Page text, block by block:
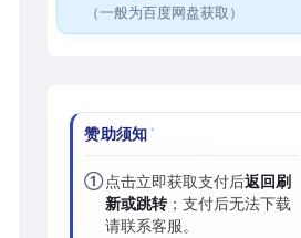
（一般为百度网盘获取）
赞助须知
①点击立即获取支付后返回刷
新或跳转；支付后无法下载
请联系客服。